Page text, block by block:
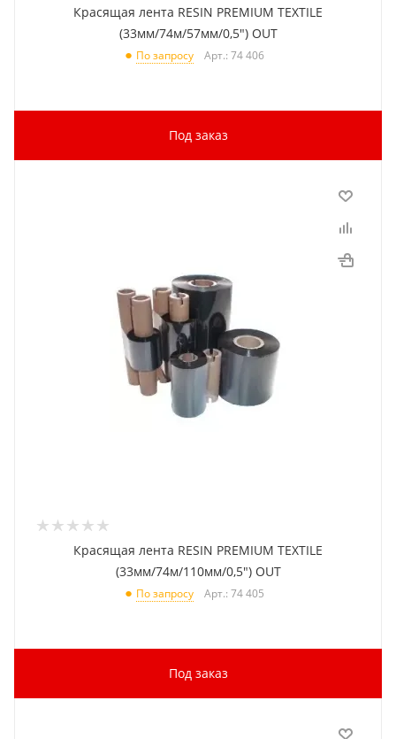
Красящая лента RESIN PREMIUM TEXTILE
(33мм/74м/57мм/0,5") OUT
По запросу Арт.: 74 406
Под заказ
Красящая лента RESIN PREMIUM TEXTILE
(33мм/74м/110мм/0,5") OUT
По запросу Арт.: 74 405
Под заказ